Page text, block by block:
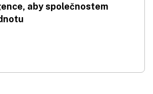
aby společnostem